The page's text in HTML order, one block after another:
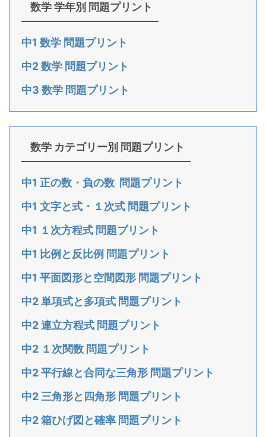
数学 学年別 問題プリント
中1 数学 問題プリント
中2 数学 問題プリント
中3 数学 問題プリント
数学 カテゴリー別 問題プリント
中1 正の数・負の数 問題プリント
中1 文字と式・１次式 問題プリント
中1 １次方程式 問題プリント
中1 比例と反比例 問題プリント
中1 平面図形と空間図形 問題プリント
中2 単項式と多項式 問題プリント
中2 連立方程式 問題プリント
中2 １次関数 問題プリント
中2 平行線と合同な三角形 問題プリント
中2 三角形と四角形 問題プリント
中2 箱ひげ図と確率 問題プリント